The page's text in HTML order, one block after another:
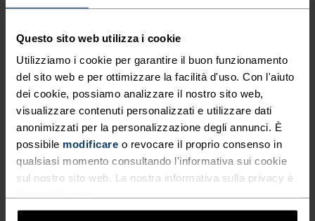
Questo sito web utilizza i cookie
Utilizziamo i cookie per garantire il buon funzionamento
del sito web e per ottimizzare la facilità d'uso. Con l'aiuto
dei cookie, possiamo analizzare il nostro sito web,
visualizzare contenuti personalizzati e utilizzare dati
anonimizzati per la personalizzazione degli annunci. È
possibile modificare o revocare il proprio consenso in
qualsiasi momento consultando l'informativa sui cookie
sul nostro sito web. La nostra informativa sulla privacy è
% %
Leggings Corti Ascent
Medium Support
48,95 €69,95 €
%
Leggings Da Running 7/8
Essential
41,95 €59,95 €
-30%
Saldi estivi
-30%
Saldi estivi